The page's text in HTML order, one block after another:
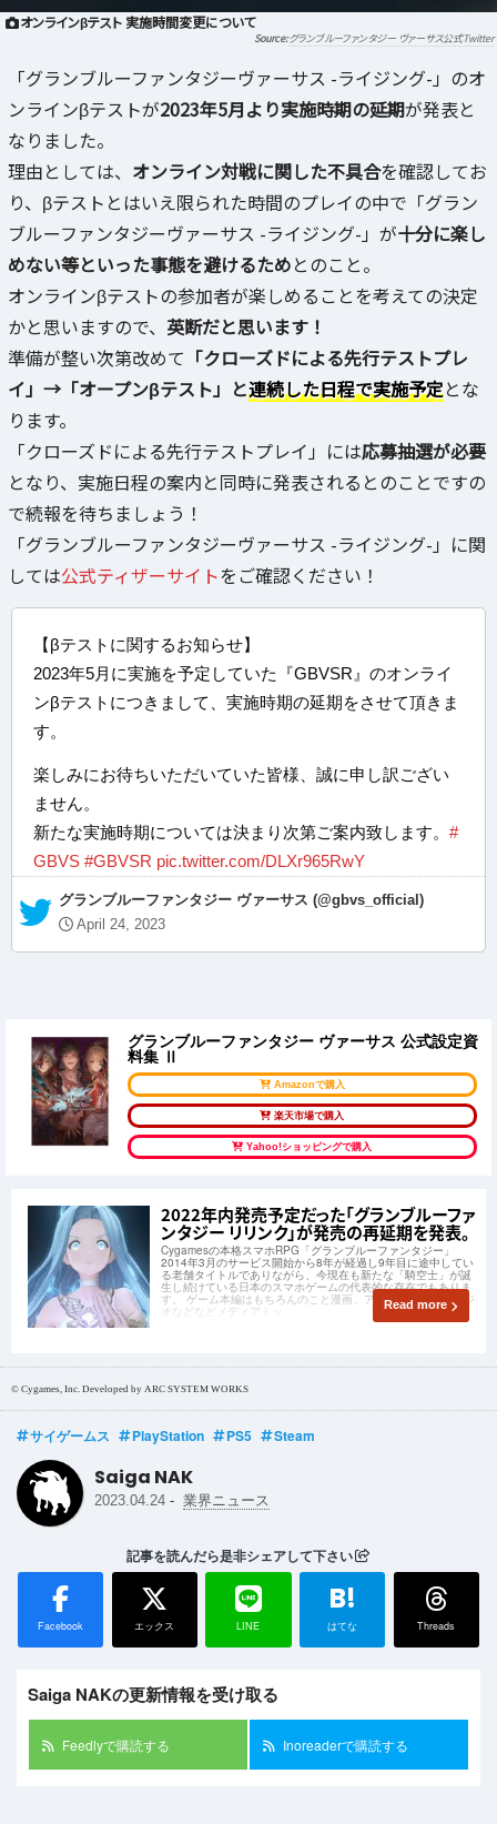
オンラインβテスト 実施時間変更について
グランブルーファンタジー ヴァーサス公式Twitter
「グランブルーファンタジーヴァーサス -ライジング-」のオ
ンラインβテストが2023年5月より実施時期の延期が発表と
なりました。
理由としては、 オンライン対戦に関した不具合を確認してお
り、βテストとはいえ限られた時間のプレイの中で「グラン
ブルーファンタジーヴァーサス -ライジング-」が十分に楽し
めない等といった事態を避けるためとのこと。
オンラインβテストの参加者が楽しめることを考えての決定
かと思いますので、 英断だと思います！
準備が整い次第改めて 「クローズドによる先行テストプレ
イ」→「オープンβテスト」と連続した日程で実施予定とな
ります。
「クローズドによる先行テストプレイ」には応募抽選が必要
となり、実施日程の案内と同時に発表されるとのことですの
で続報を待ちましょう！
「グランブルーファンタジーヴァーサス -ライジング-」に関
しては公式ティザーサイトをご確認ください！
【βテストに関するお知らせ】
2023年5月に実施を予定していた『GBVSR』のオンライ
ンβテストにつきまして、実施時期の延期をさせて頂きま
す。
楽しみにお待ちいただいていた皆様、誠に申し訳ござい
ません。
新たな実施時期については決まり次第ご案内致します。 #
GBVS #GBVSR pic.twitter.com/DLXr965RwY
— グランブルーファンタジー ヴァーサス (@gbvs_official)
April 24, 2023
グランブルーファンタジー ヴァーサス 公式設定資
料集 Ⅱ
Amazonで購入
楽天市場で購入
Yahoo!ショッピングで購入
2022年内発売予定だった「グランブルーファ
ンタジー リリンク」が発売の再延期を発表。
Cygamesの本格スマホRPG「グランブルーファンタジー」
2014年3月のサービス開始から8年が経過し9年目に途中してい
る老舗タイトルでありながら、今現在も新たな「騎空士」が誕
生し続けている日本のスマホゲームの代表的な存在でもありま
す。 ゲーム本編はもちろんのこと漫画、アニメ、ゲーム、ラジ
オなどなどメディアミッ Read more
© Cygames, Inc. Developed by ARC SYSTEM WORKS
サイゲームス PlayStation PS5 Steam
Saiga NAK
2023.04.24 - 業界ニュース
記事を読んだら是非シェアして下さい
Facebook エックス LINE
B!
はてな Threads
Saiga NAKの更新情報を受け取る
Feedlyで購読する Inoreaderで購読する